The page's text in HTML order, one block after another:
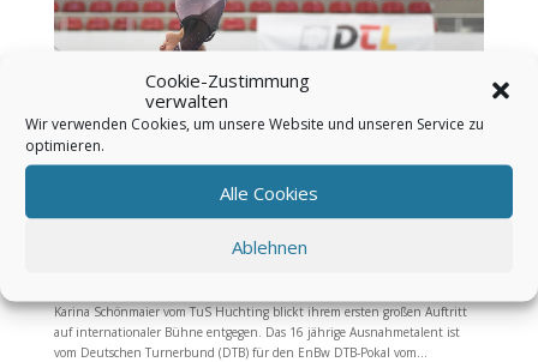
Cookie-Zustimmung
verwalten
Wir verwenden Cookies, um unsere Website und unseren Service zu
optimieren.
Alle Cookies
Ablehnen
Karina Schönmaier – das Ausnahmetalent
startet durch
Apr. 22, 2022|Geräteturnen
Karina Schönmaier vom TuS Huchting blickt ihrem ersten großen Auftritt
auf internationaler Bühne entgegen. Das 16 jährige Ausnahmetalent ist
vom Deutschen Turnerbund (DTB) für den EnBw DTB-Pokal vom...